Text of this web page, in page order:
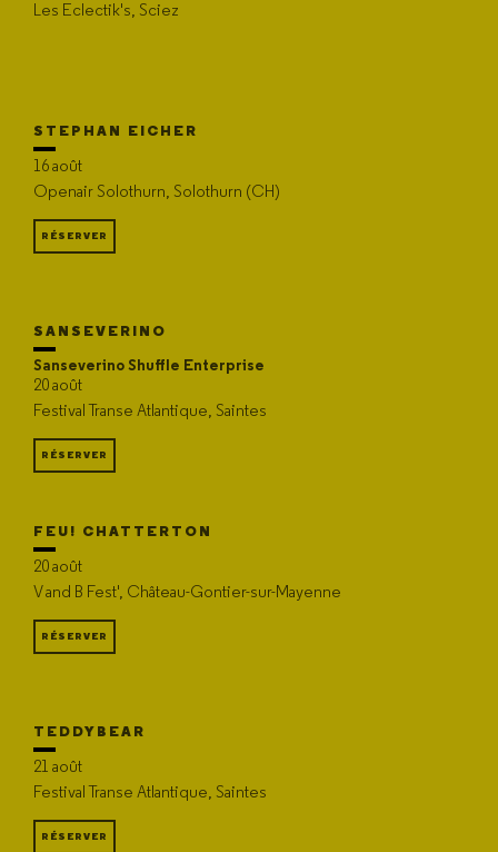
Les Eclectik's, Sciez
STEPHAN EICHER
16 août
Openair Solothurn, Solothurn (CH)
RÉSERVER
SANSEVERINO
Sanseverino Shuffle Enterprise
20 août
Festival Transe Atlantique, Saintes
RÉSERVER
FEU! CHATTERTON
20 août
V and B Fest', Château-Gontier-sur-Mayenne
RÉSERVER
TEDDYBEAR
21 août
Festival Transe Atlantique, Saintes
RÉSERVER